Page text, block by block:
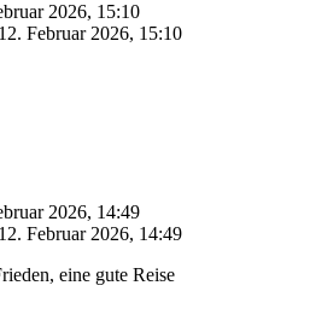
2026, 15:10
12. Februar 2026, 15:10
2026, 14:49
12. Februar 2026, 14:49
eine gute Reise